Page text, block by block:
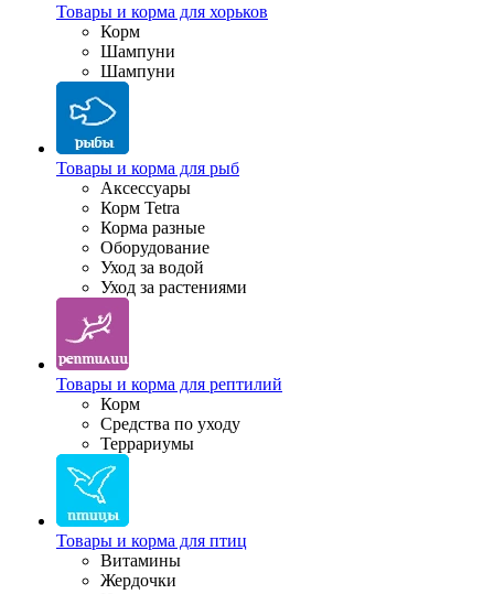
Товары и корма для хорьков
Корм
Шампуни
Шампуни
Товары и корма для рыб
Аксессуары
Корм Tetra
Корма разные
Оборудование
Уход за водой
Уход за растениями
Товары и корма для рептилий
Корм
Средства по уходу
Террариумы
Товары и корма для птиц
Витамины
Жердочки